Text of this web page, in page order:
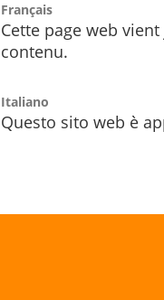
Français
Cette page web
contenu.
Italiano
Questo sito web è